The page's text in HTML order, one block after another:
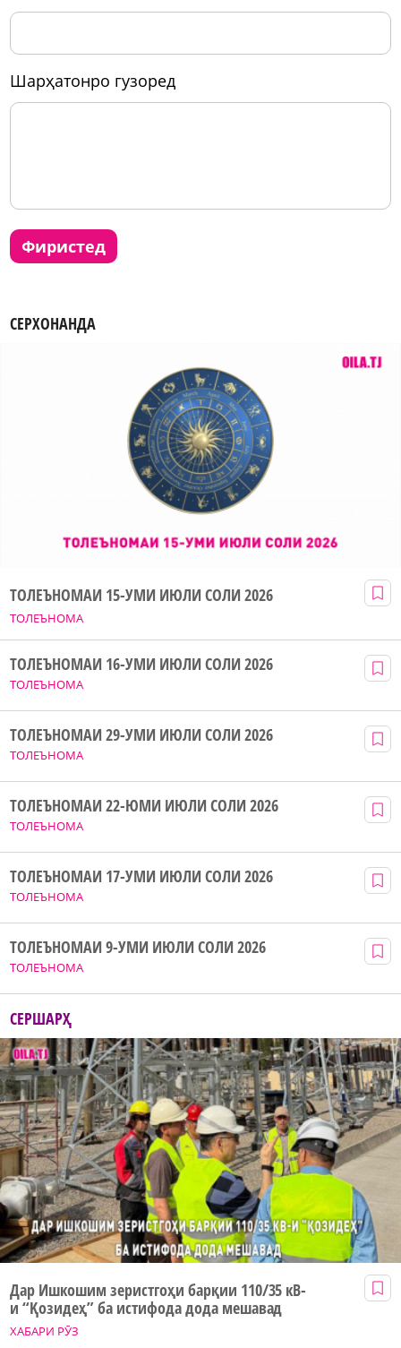
шарҳатонро гузоред
фиристед
СЕРХОНАНДА
ТОЛЕЪНОМА
ТОЛЕЪНОМАИ 15-УМИ ИЮЛИ СОЛИ 2026
ТОЛЕЪНОМА
ТОЛЕЪНОМАИ 16-УМИ ИЮЛИ СОЛИ 2026
ТОЛЕЪНОМА
ТОЛЕЪНОМАИ 29-УМИ ИЮЛИ СОЛИ 2026
ТОЛЕЪНОМА
ТОЛЕЪНОМАИ 22-ЮМИ ИЮЛИ СОЛИ 2026
ТОЛЕЪНОМА
ТОЛЕЪНОМАИ 17-УМИ ИЮЛИ СОЛИ 2026
ТОЛЕЪНОМА
ТОЛЕЪНОМАИ 9-УМИ ИЮЛИ СОЛИ 2026
СЕРШАРҲ
ХАБАРИ РӮЗ
Дар Ишкошим зеристгоҳи барқии 110/35 кВ-
и “Қозидеҳ” ба истифода дода мешавад